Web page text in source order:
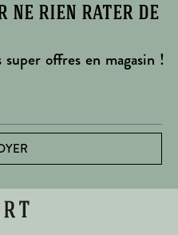
ne rien rater de
offres en magasin !